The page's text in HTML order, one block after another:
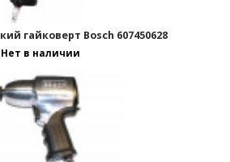
гайковерт Bosch 607450628
Нет в наличии
1 2